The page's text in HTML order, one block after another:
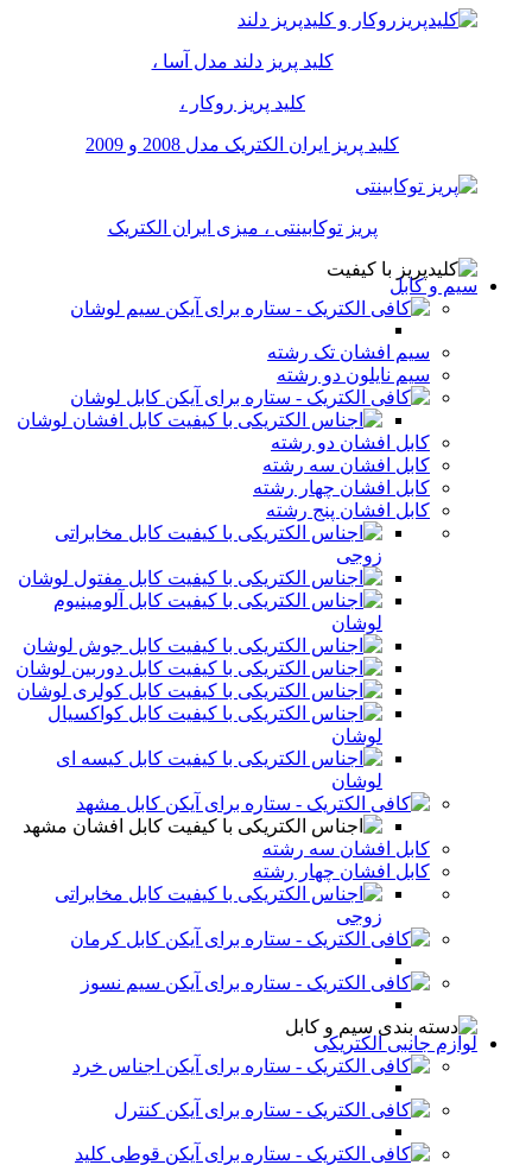
کلید پریز دلند مدل آسا ،
کلید پریز روکار ،
کلید پریز ایران الکتریک مدل 2008 و 2009
پریز توکابینتی ، میزی ایران الکتریک
سیم و کابل
سیم لوشان
سیم افشان تک رشته
سیم نایلون دو رشته
کابل لوشان
کابل افشان لوشان
کابل افشان دو رشته
کابل افشان سه رشته
کابل افشان چهار رشته
کابل افشان پنج رشته
کابل مخابراتی
زوجی
کابل مفتول لوشان
کابل آلومینیوم
لوشان
کابل جوش لوشان
کابل دوربین لوشان
کابل کولری لوشان
کابل کواکسیال
لوشان
کابل کیسه ای
لوشان
کابل مشهد
کابل افشان مشهد
کابل افشان سه رشته
کابل افشان چهار رشته
کابل مخابراتی
زوجی
کابل کرمان
سیم نسوز
لوازم جانبی الکتریکی
اجناس خرد
کنترل
قوطی کلید